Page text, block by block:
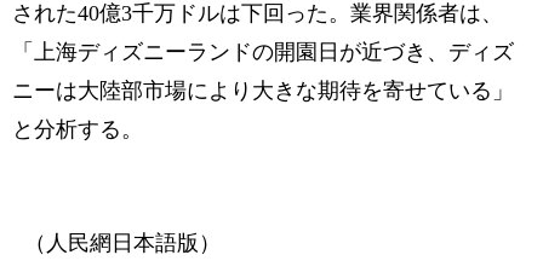
された40億3千万ドルは下回った。業界関係者は、
「上海ディズニーランドの開園日が近づき、ディズ
ニーは大陸部市場により大きな期待を寄せている」
と分析する。
（人民網日本語版）